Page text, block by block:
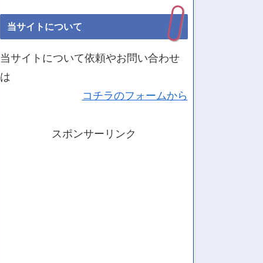
当サイトについて
当サイトについて依頼やお問い合わせ
は
コチラのフォームから
スポンサーリンク